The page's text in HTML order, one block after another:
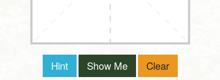
Hint Show Me Clear